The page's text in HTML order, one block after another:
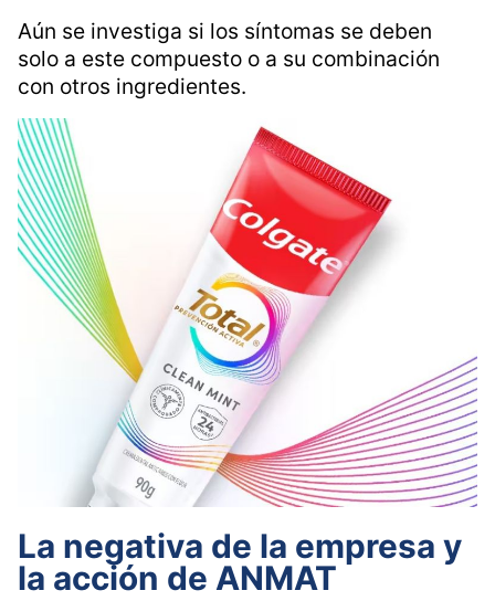
Aún se investiga si los síntomas se deben
solo a este compuesto o a su combinación
con otros ingredientes.
La negativa de la empresa y
la acción de ANMAT